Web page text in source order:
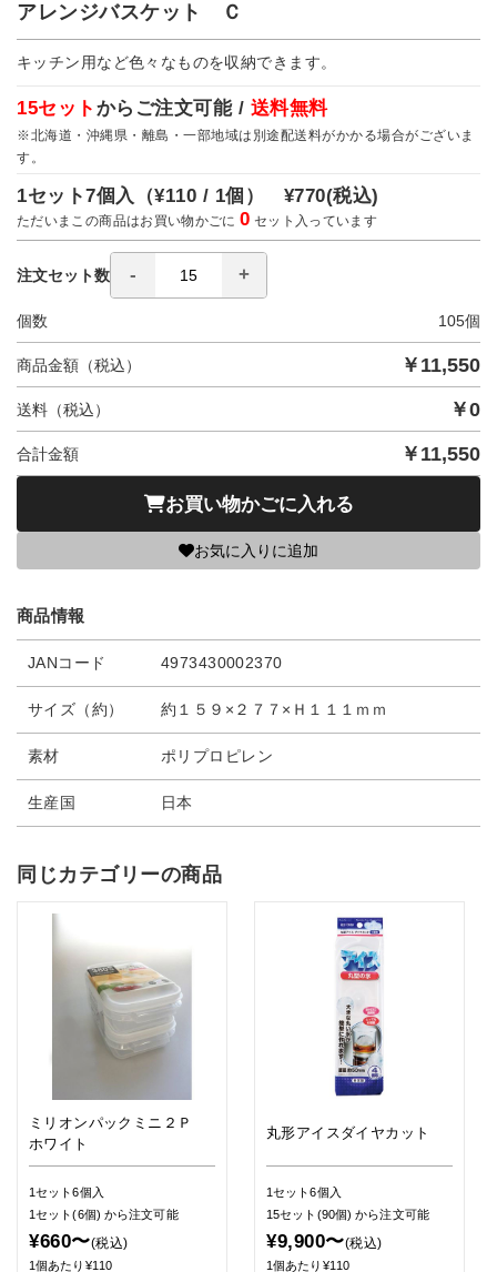
アレンジバスケット Ｃ
キッチン用など色々なものを収納できます。
15セット からご注文可能 / 送料無料
※北海道・沖縄県・離島・一部地域は別途配送料がかかる場合がございま
す。
1セット7個入（¥110 / 1個） ¥770(税込)
ただいまこの商品はお買い物かごに0 セット入っています
注文セット数
個数 105個
商品金額（税込） ￥ 11,550
送料（税込） ￥0
合計金額 ￥ 11,550
お買い物かごに入れる
お気に入りに追加
商品情報
JANコード 4973430002370
サイズ（約） 約１５９×２７７×Ｈ１１１ｍｍ
素材 ポリプロピレン
生産国 日本
同じカテゴリーの商品
ミリオンパックミニ２Ｐ
ホワイト
1セット6個入
1セット(6個) から注文可能
¥660〜(税込)
1個あたり¥110
丸形アイスダイヤカット
1セット6個入
15セット(90個)から注文可能
¥9,900〜(税込)
1個あたり¥110